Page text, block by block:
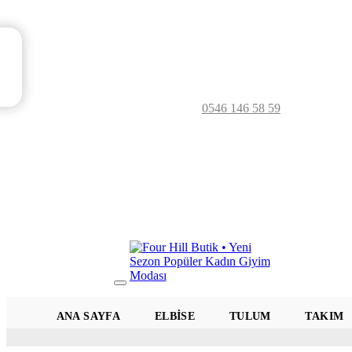
0546 146 58 59
Mobil
ANA SAYFA ELBISE TULUM TAKIM